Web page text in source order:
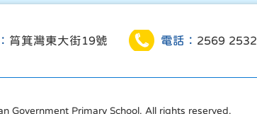
筲箕灣東大街19號 電話： 2569 2532
Government Primary School. All rights reserved.